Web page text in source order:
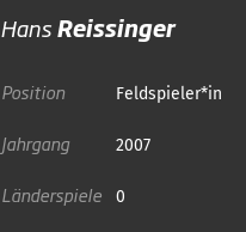
HansReissinger
Position Feldspieler*in
Jahrgang 2007
Länderspiele 0